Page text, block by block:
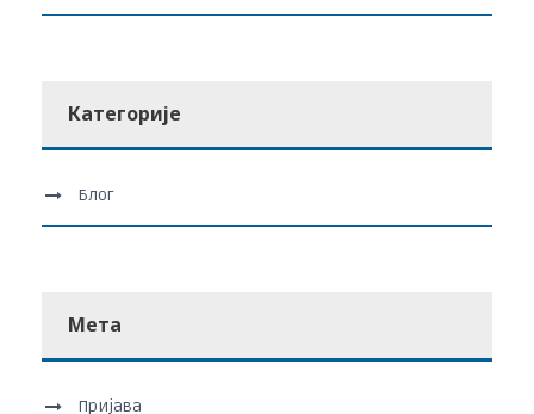
Категорије
Блог
Мета
Пријава